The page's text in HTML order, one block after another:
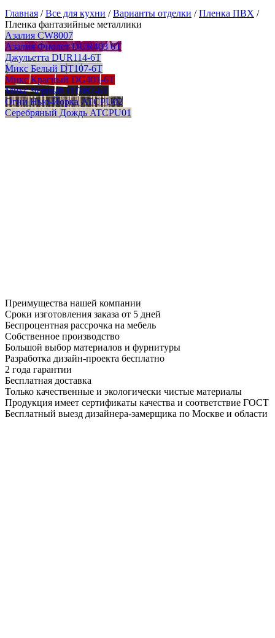
Главная /Все для кухни /Варианты отделки /Пленка ПВХ /
Пленка фантазийные металлики
Азалия CW8007
Азалия Фиолет DUR403 6T
Джульетта DUR114-6T
Микс Белый DT107-6T
Микс Красный DG401-6T
Микс Черный DT087-6T
Огни Нью-Йорка ATCPU02
Серебряный Дождь ATCPU01
Преимущества нашей компании
Сроки изготовления заказа от 5 дней
Беспроцентная рассрочка на мебель
Собственное производство
Большой выбор материалов и фурнитуры
Разработка дизайн-проекта бесплатно
2 года гарантии
Бесплатная доставка
Только качественные и экологически чистые материалы
Продукция имеет сертификаты качества и соответствие ГОСТ
Бесплатный выезд дизайнера-замерщика по Москве и области